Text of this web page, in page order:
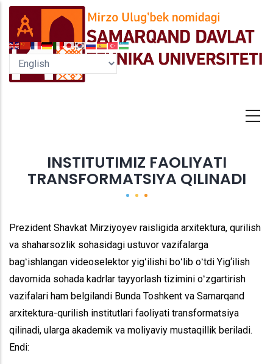
Skip
main
content
INSTITUTIMIZ FAOLIYATI
TRANSFORMATSIYA QILINADI
Prezident Shavkat Mirziyoyev raisligida arxitektura, qurilish
va shaharsozlik sohasidagi ustuvor vazifalarga
bagʻishlangan videoselektor yigʻilishi boʻlib oʻtdi Yig‘ilish
davomida sohada kadrlar tayyorlash tizimini oʻzgartirish
vazifalari ham belgilandi Bunda Toshkent va Samarqand
arxitektura-qurilish institutlari faoliyati transformatsiya
qilinadi, ularga akademik va moliyaviy mustaqillik beriladi.
Endi: